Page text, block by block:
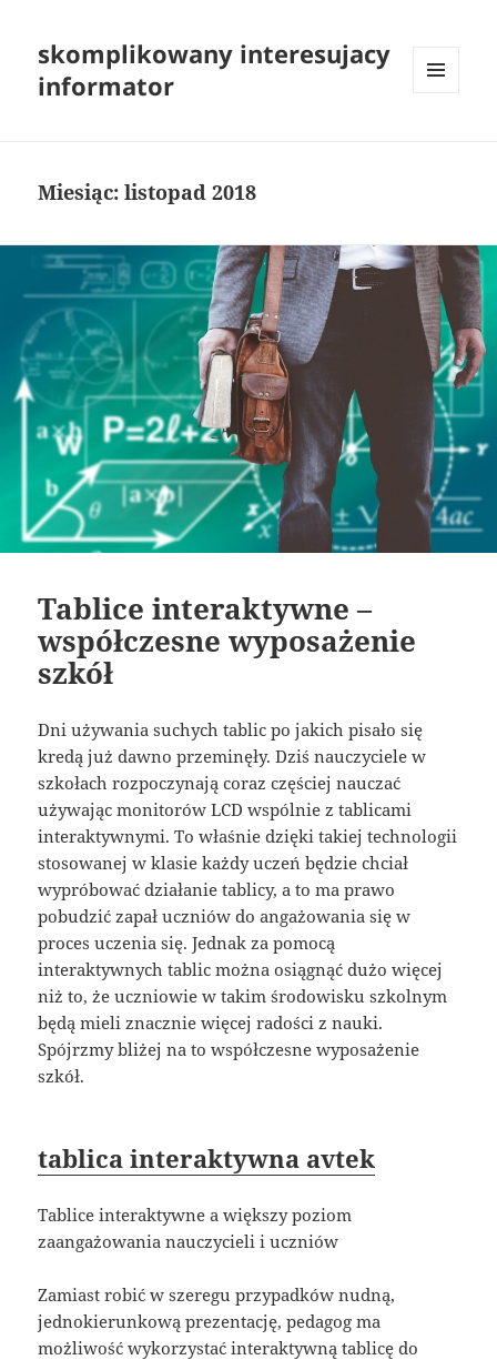
skomplikowany interesujacy
informator
Miesiąc:listopad 2018
Tablice interaktywne –
współczesne wyposażenie
szkół
Dni używania suchych tablic po jakich pisało się
kredą już dawno przeminęły. Dziś nauczyciele w
szkołach rozpoczynają coraz częściej nauczać
używając monitorów LCD wspólnie z tablicami
interaktywnymi. To właśnie dzięki takiej technologii
stosowanej w klasie każdy uczeń będzie chciał
wypróbować działanie tablicy, a to ma prawo
pobudzić zapał uczniów do angażowania się w
proces uczenia się. Jednak za pomocą
interaktywnych tablic można osiągnąć dużo więcej
niż to, że uczniowie w takim środowisku szkolnym
będą mieli znacznie więcej radości z nauki.
Spójrzmy bliżej na to współczesne wyposażenie
szkół.
tablica interaktywna avtek
Tablice interaktywne a większy poziom
zaangażowania nauczycieli i uczniów
Zamiast robić w szeregu przypadków nudną,
jednokierunkową prezentację, pedagog ma
możliwość wykorzystać interaktywną tablicę do